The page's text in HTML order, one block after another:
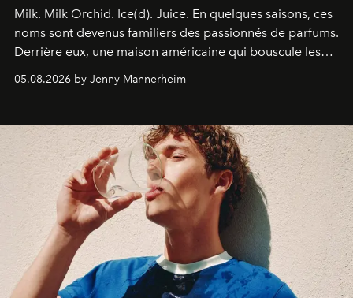
Milk. Milk Orchid. Ice(d). Juice. En quelques saisons, ces
noms sont devenus familiers des passionnés de parfums.
Derrière eux, une maison américaine qui bouscule les
codes de la parfumerie contemporaine en proposant
une approche aussi intuitive que personnelle :
05.08.2026 by Jenny Mannerheim